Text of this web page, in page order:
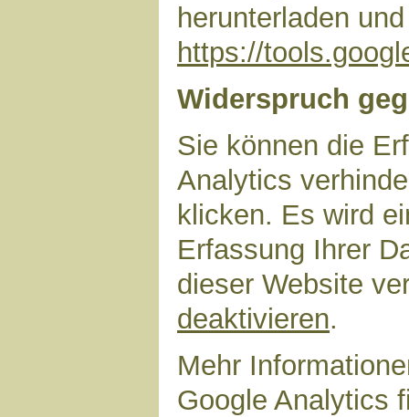
herunterladen
https://
Widerspruch
Sie können die
Analytics
klicken. Es wird
Erfassung Ihrer
dieser Website
deaktivieren.
Mehr
Google Analytics